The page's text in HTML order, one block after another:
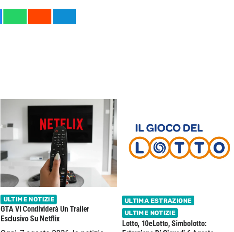
ULTIME NOTIZIE
GTA VI Condividerà Un Trailer
Esclusivo Su Netflix
ULTIMA ESTRAZIONE
ULTIME NOTIZIE
Lotto, 10eLotto, Simbolotto: